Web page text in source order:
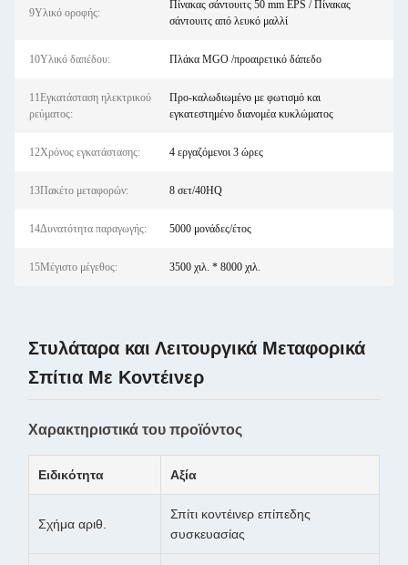
9Υλικό οροφής:
Πίνακας σάντουιτς 50 mm EPS / Πίνακας
σάντουιτς από λευκό μαλλί
10Υλικό δαπέδου: Πλάκα MGO /προαιρετικό δάπεδο
11Εγκατάσταση ηλεκτρικού
ρεύματος:
Προ-καλωδιωμένο με φωτισμό και
εγκατεστημένο διανομέα κυκλώματος
12Χρόνος εγκατάστασης: 4 εργαζόμενοι 3 ώρες
13Πακέτο μεταφορών: 8 σετ/40HQ
14Δυνατότητα παραγωγής: 5000 μονάδες/έτος
15Μέγιστο μέγεθος: 3500 χιλ. * 8000 χιλ.
Στυλάταρα και Λειτουργικά Μεταφορικά
Σπίτια Με Κοντέινερ
Χαρακτηριστικά του προϊόντος
Ειδικότητα Αξία
Σχήμα αριθ.
Σπίτι κοντέινερ επίπεδης
συσκευασίας